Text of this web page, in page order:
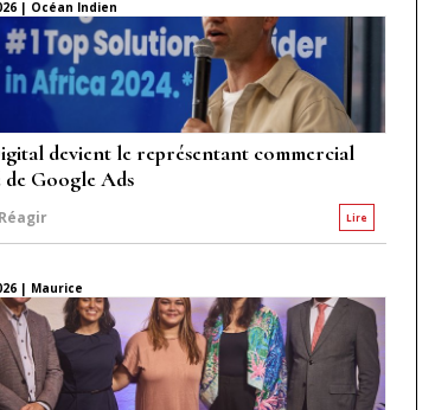
| Océan Indien
devient le représentant commercial
de Google Ads
Lire
Réagir
| Maurice